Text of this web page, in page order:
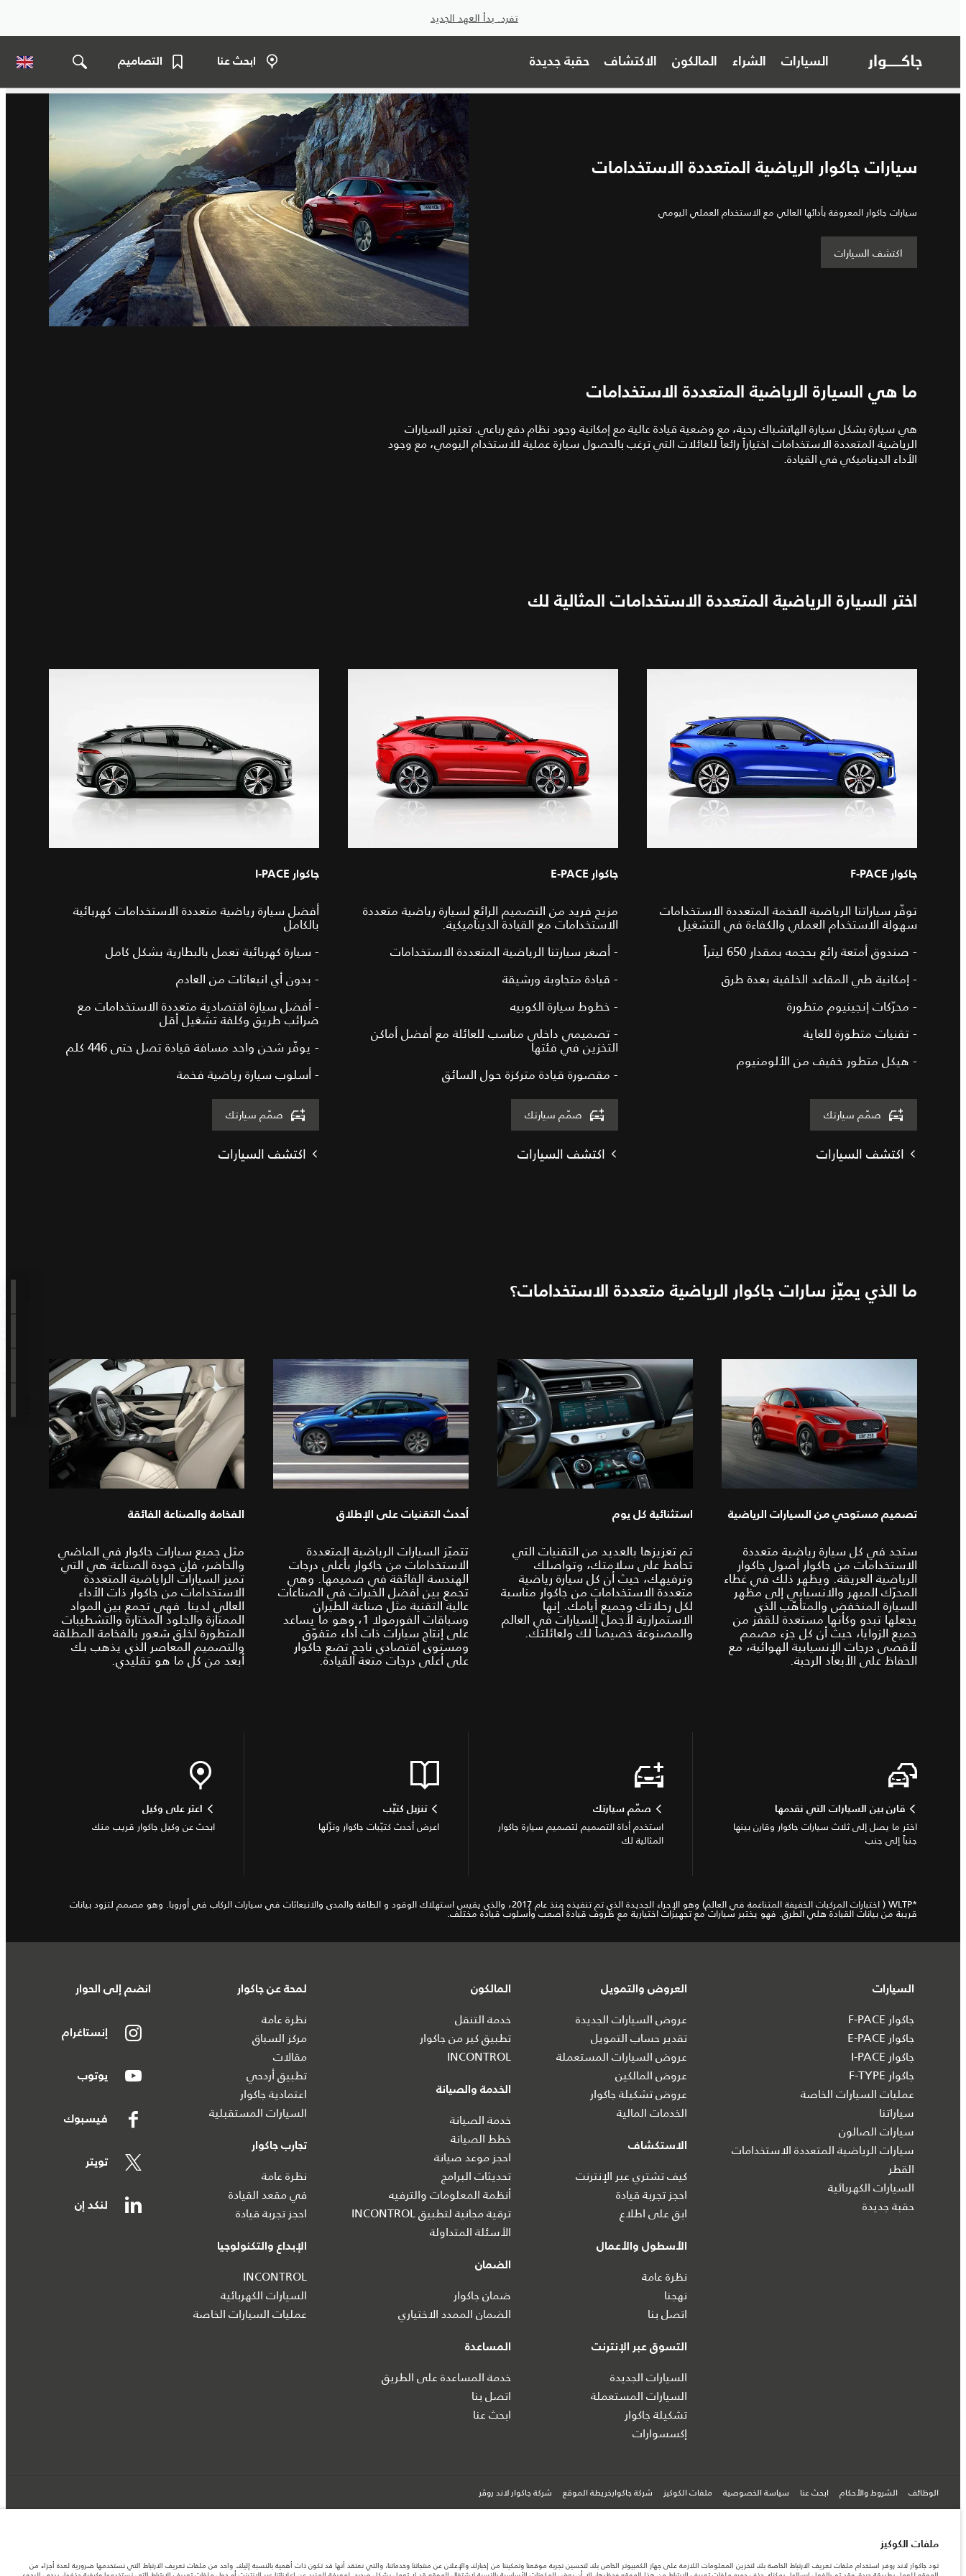
تفرد. بدأ العهد الجديد
السيارات الشراء المالكون الاكتشاف حقبة جديدة ابحث عنا التصاميم
سيارات جاكوار الرياضية المتعددة الاستخدامات
سيارات جاكوار المعروفة بأدائها العالي مع الاستخدام العملي اليومي
اكتشف السيارات
ما هي السيارة الرياضية المتعددة الاستخدامات
هي سيارة بشكل سيارة الهاتشباك رحبة، مع وضعية قيادة عالية مع إمكانية وجود نظام دفع رباعي. تعتبر السيارات
الرياضية المتعددة الاستخدامات اختياراً رائعاً للعائلات التي ترغب بالحصول سيارة عملية للاستخدام اليومي، مع وجود
الأداء الديناميكي في القيادة.
اختر السيارة الرياضية المتعددة الاستخدامات المثالية لك
جاكوار F-PACE
توفّر سياراتنا الرياضية الفخمة المتعددة الاستخدامات
سهولة الاستخدام العملي والكفاءة في التشغيل
- صندوق أمتعة رائع بحجمه بمقدار 650 ليتراً
- إمكانية طي المقاعد الخلفية بعدة طرق
- محرّكات إنجينيوم متطورة
- تقنيات متطورة للغاية
- هيكل متطور خفيف من الألومنيوم
صمّم سيارتك
اكتشف السيارات
جاكوار E-PACE
مزيج فريد من التصميم الرائع لسيارة رياضية متعددة
الاستخدامات مع القيادة الديناميكية.
- أصغر سيارتنا الرياضية المتعددة الاستخدامات
- قيادة متجاوبة ورشيقة
- خطوط سيارة الكوبيه
- تصميمي داخلي مناسب للعائلة مع أفضل أماكن
التخزين في فئتها
- مقصورة قيادة متركزة حول السائق
صمّم سيارتك
اكتشف السيارات
جاكوار I-PACE
أفضل سيارة رياضية متعددة الاستخدامات كهربائية
بالكامل
- سيارة كهربائية تعمل بالبطارية بشكل كامل
- بدون أي انبعاثات من العادم
- أفضل سيارة اقتصادية متعددة الاستخدامات مع
ضرائب طريق وكلفة تشغيل أقل
- يوفّر شحن واحد مسافة قيادة تصل حتى 446 كلم
- أسلوب سيارة رياضية فخمة
صمّم سيارتك
اكتشف السيارات
ما الذي يميّز سارات جاكوار الرياضية متعددة الاستخدامات؟
تصميم مستوحي من السيارات الرياضية
ستجد في كل سيارة رياضية متعددة
الاستخدامات من جاكوار أصول جاكوار
الرياضية العريقة. ويظهر ذلك في غطاء
المحرّك المبهر والانسيابي إلى مظهر
السيارة المنخفض والمتأهّب الذي
يجعلها تبدو وكأنها مستعدة للقفز من
جميع الزوايا، حيث أن كل جزء مصمم
لأقصى درجات الإنسيابية الهوائية، مع
الحفاظ على الأبعاد الرحبة.
استثنائية كل يوم
تم تعزيزها بالعديد من التقنيات التي
تحافظ على سلامتك، وتواصلك
وترفيهك، حيث أن كل سيارة رياضية
متعددة الاستخدامات من جاكوار مناسبة
لكل رحلاتك وجميع أيامك. إنها
الاستمرارية لأجمل السيارات في العالم
والمصنوعة خصيصاً لك ولعائلتك.
أحدث التقنيات على الإطلاق
تتميّز السيارات الرياضية المتعددة
الاستخدامات من جاكوار بأعلى درجات
الهندسة الفائقة في صميمها. وهي
تجمع بين أفضل الخبرات في الصناعات
عالية التقنية مثل صناعة الطيران
وسباقات الفورمولا 1، وهو ما يساعد
على إنتاج سيارات ذات أداء متفوّق
ومستوى اقتصادي ناجح تضع جاكوار
على أعلى درجات متعة القيادة.
الفخامة والصناعة الفائقة
مثل جميع سيارات جاكوار في الماضي
والحاضر، فإن جودة الصناعة هي التي
تميز السيارات الراياضية المتعددة
الاستخدامات من جاكوار ذات الأداء
العالي لدينا. فهي تجمع بين المواد
الممتازة والجلود المختارة والتشطيبات
المتطورة لخلق شعور بالفخامة المطلقة
والتصميم المعاصر الذي يذهب بك
أبعد من كل ما هو تقليدي.
قارن بين السيارات التي نقدمها
اختر ما يصل إلى ثلاث سيارات جاكوار وقارن بينها
جنباً إلى جنب
صمّم سيارتك
استخدم أداة التصميم لتصميم سيارة جاكوار
المثالية لك
تنزيل كتيّب
اعرض أحدث كتيّبات جاكوار ونزّلها
اعثر على وكيل
ابحث عن وكيل جاكوار قريب منك
*WLTP ( اختبارات المركبات الخفيفة المتناغمة في العالم) وهو الإجراء الجديدة الذي تم تنفيذه منذ عام 2017، والذي يقيس استهلاك الوقود و الطاقة والمدى والانبعاثات في سيارات الركاب في أوروبا. وهو مصمم لتزود بيانات
قريبة من بيانات القيادة هلي الطرق. فهو يختبر سيارات مع تجهيزات اختيارية مع ظروف قيادة أصعب وأسلوب قيادة مختلف.
السيارات
جاكوار F-PACE
جاكوار E-PACE
جاكوار I‑PACE
جاكوار F-TYPE
عمليات السيارات الخاصة
سياراتنا
سيارات الصالون
سيارات الرياضية المتعددة الاستخدامات
القطر
السيارات الكهربائية
حقبة جديدة
العروض والتمويل
عروض السيارات الجديدة
تقدير حساب التمويل
عروض السيارات المستعملة
عروض المالكين
عروض تشكيلة جاكوار
الخدمات المالية
الاستكشاف
كيف تشتري عبر الإنترنت
احجز تجربة قيادة
ابق على اطلاع
الأسطول والأعمال
نظرة عامة
نهجنا
اتصل بنا
التسوق عبر الإنترنت
السيارات الجديدة
السيارات المستعملة
تشكيلة جاكوار
إكسسوارات
المالكون
خدمة التنقل
تطبيق كير من جاكوار
INCONTROL
الخدمة والصيانة
خدمة الصيانة
خطط الصيانة
احجز موعد صيانة
تحديثات البرامج
أنظمة المعلومات والترفيه
ترقية مجانية لتطبيق INCONTROL
الأسئلة المتداولة
الضمان
ضمان جاكوار
الضمان الممدد الاختياري
المساعدة
خدمة المساعدة على الطريق
اتصل بنا
ابحث عنا
لمحة عن جاكوار
نظرة عامة
مركز السباق
مقالات
تطبيق أردحي
اعتمادية جاكوار
السيارات المستقبلية
تجارب جاكوار
نظرة عامة
في مقعد القيادة
احجز تجربة قيادة
الإبداع والتكنولوجيا
INCONTROL
السيارات الكهربائية
عمليات السيارات الخاصة
انضم إلى الحوار
إنستاغرام
يوتوب
فيسبوك
تويتر
لنكد إن
الوظائف الشروط والأحكام ابحث عنا سياسة الخصوصية ملفات الكوكيز شركة جاكوارخريطة الموقع شركة جاكوار لاند روڤر
© جاكوار لاند روڨر المحدودة 2026
البحرين, السيارات الأوروبية
ملفات الكوكيز
تود جاكوار لاند روفر استخدام ملفات تعريف الارتباط الخاصة بك لتخزين المعلومات اللازمة على جهاز الكمبيوتر الخاص بك لتحسين تجربة موقعنا وتمكيننا من إخبارك والإعلان عن منتجاتنا وخدماتنا، والتي نعتقد أنها قد تكون ذات أهمية بالنسبة إليك. واحد من ملفات تعريف الارتباط التي نستخدمها ضرورية لعدة أجزاء من